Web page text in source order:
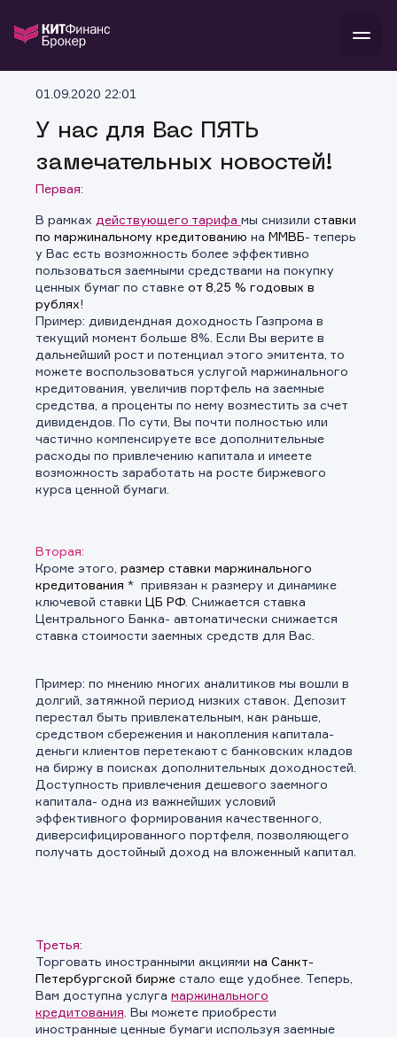
Войти
инвестиции
банкам и компаниям
о компании
поддержка
тарифы
01.09.2020 22:01
У нас для Вас ПЯТЬ
замечательных новостей!
Первая:
В рамках действующего тарифа мы снизили ставки
по маржинальному кредитованию на ММВБ- теперь
у Вас есть возможность более эффективно
пользоваться заемными средствами на покупку
ценных бумаг по ставке от 8,25 % годовых в
рублях!
Пример: дивидендная доходность Газпрома в
текущий момент больше 8%. Если Вы верите в
дальнейший рост и потенциал этого эмитента, то
можете воспользоваться услугой маржинального
кредитования, увеличив портфель на заемные
средства, а проценты по нему возместить за счет
дивидендов. По сути, Вы почти полностью или
частично компенсируете все дополнительные
расходы по привлечению капитала и имеете
возможность заработать на росте биржевого
курса ценной бумаги.
Вторая:
Кроме этого, размер ставки маржинального
кредитования * привязан к размеру и динамике
ключевой ставки ЦБ РФ . Снижается ставка
Центрального Банка- автоматически снижается
ставка стоимости заемных средств для Вас.
Пример: по мнению многих аналитиков мы вошли в
долгий, затяжной период низких ставок. Депозит
перестал быть привлекательным, как раньше,
средством сбережения и накопления капитала-
деньги клиентов перетекают с банковских кладов
на биржу в поисках дополнительных доходностей.
Доступность привлечения дешевого заемного
капитала- одна из важнейших условий
эффективного формирования качественного,
диверсифицированного портфеля, позволяющего
получать достойный доход на вложенный капитал.
Третья:
Торговать иностранными акциями на Санкт-
Петербургской бирже стало еще удобнее. Теперь,
Вам доступна услуга маржинального
кредитования . Вы можете приобрести
иностранные ценные бумаги используя заемные